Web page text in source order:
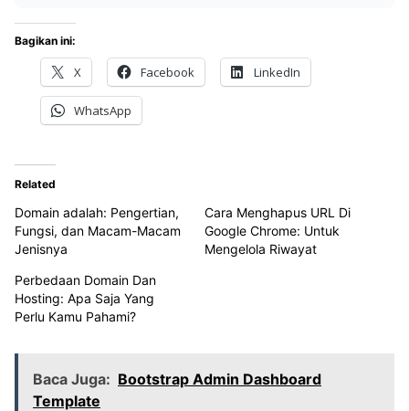
Bagikan ini:
X Facebook LinkedIn
WhatsApp
Related
Domain adalah: Pengertian,
Fungsi, dan Macam-Macam
Jenisnya
Cara Menghapus URL Di
Google Chrome: Untuk
Mengelola Riwayat
Perbedaan Domain Dan
Hosting: Apa Saja Yang
Perlu Kamu Pahami?
Baca Juga: Bootstrap Admin Dashboard
Template